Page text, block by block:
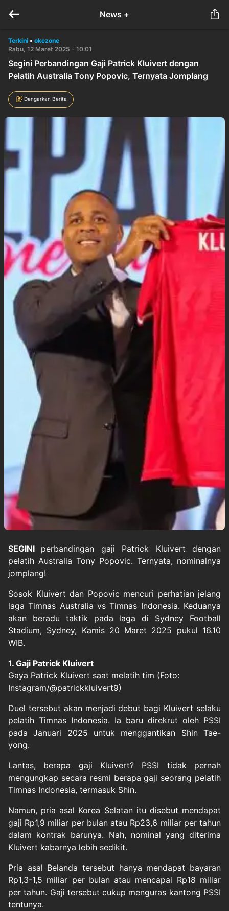
News +
Terkini • okezone
Rabu, 12 Maret 2025 - 10:01
Segini Perbandingan Gaji Patrick Kluivert dengan
Pelatih Australia Tony Popovic, Ternyata Jomplang
Dengarkan Berita
SEGINI perbandingan gaji Patrick Kluivertdengan
pelatih Australia Tony Popovic. Ternyata, nominalnya
jomplang!
Sosok Kluivert dan Popovic mencuri perhatian jelang
laga Timnas Australia vs Timnas Indonesia. Keduanya
akan beradu taktik pada laga di Sydney Football
Stadium, Sydney, Kamis 20 Maret 2025 pukul 16.10
WIB.
1. Gaji Patrick Kluivert
Gaya Patrick Kluivert saat melatih tim (Foto:
Instagram/@patrickkluivert9)
Duel tersebut akan menjadi debut bagi Kluivert selaku
pelatih Timnas Indonesia. Ia baru direkrut oleh PSSI
pada Januari 2025 untuk menggantikan Shin Tae-
yong.
Lantas, berapa gaji Kluivert? PSSI tidak pernah
mengungkap secara resmi berapa gaji seorang pelatih
Timnas Indonesia, termasuk Shin.
Namun, pria asal Korea Selatan itu disebut mendapat
gaji Rp1,9 miliar per bulan atau Rp23,6 miliar per tahun
dalam kontrak barunya. Nah, nominal yang diterima
Kluivert kabarnya lebih sedikit.
Pria asal Belanda tersebut hanya mendapat bayaran
Rp1,3-1,5 miliar per bulan atau mencapai Rp18 miliar
per tahun. Gaji tersebut cukup menguras kantong PSSI
tentunya.